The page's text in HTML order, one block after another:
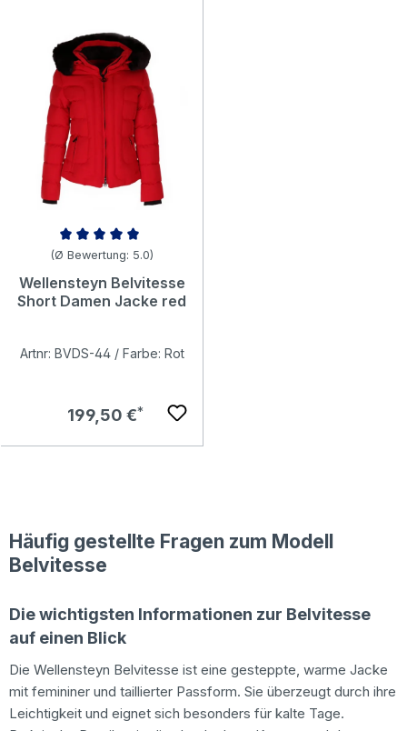
Durchschnittliche Bewertung von 5 von 5 Sternen
(Ø Bewertung: 5.0)
Wellensteyn Belvitesse
Short Damen Jacke red
Artnr: BVDS-44 / Farbe: Rot
Regulärer Preis:
199,50 €
Häufig gestellte Fragen zum Modell
Belvitesse
Die wichtigsten Informationen zur Belvitesse
auf einen Blick
Die Wellensteyn Belvitesse ist eine gesteppte, warme Jacke
mit femininer und taillierter Passform. Sie überzeugt durch ihre
Leichtigkeit und eignet sich besonders für kalte Tage.